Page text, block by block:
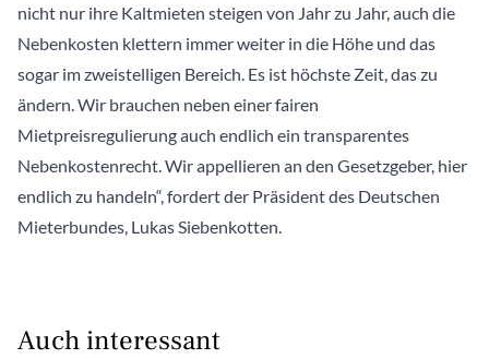
nicht nur ihre Kaltmieten steigen von Jahr zu Jahr, auch die
Nebenkosten klettern immer weiter in die Höhe und das
sogar im zweistelligen Bereich. Es ist höchste Zeit, das zu
ändern. Wir brauchen neben einer fairen
Mietpreisregulierung auch endlich ein transparentes
Nebenkostenrecht. Wir appellieren an den Gesetzgeber, hier
endlich zu handeln“, fordert der Präsident des Deutschen
Mieterbundes, Lukas Siebenkotten.
Auch interessant